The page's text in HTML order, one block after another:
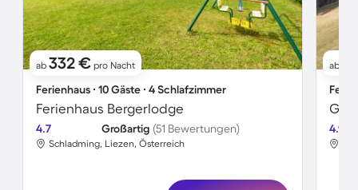
ab 332 € pro Nacht
Ferienhaus ∙ 10 Gäste ∙ 4 Schlafzimmer
Ferienhaus Bergerlodge
4.7 Großartig (51 Bewertungen)
Schladming, Liezen, Österreich
ab
4.9